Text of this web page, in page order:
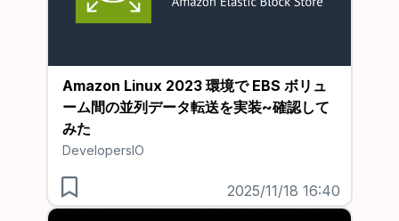
Amazon Linux 2023 環境で EBS ボリュ
ーム間の並列データ転送を実装~確認して
みた
DevelopersIO
2025/11/18 16:40